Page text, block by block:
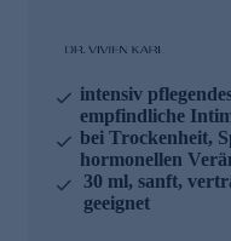
intensiv
empfindliche
bei Trockenheit,
hormonellen
30 ml, sanft,
geeignet